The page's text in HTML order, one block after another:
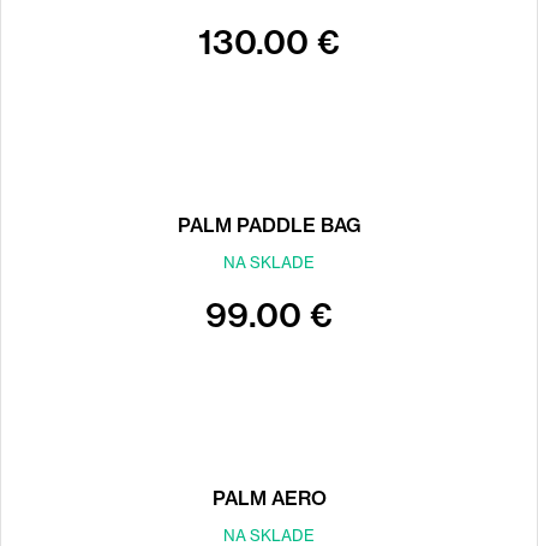
130.00 €
PALM PADDLE BAG
NA SKLADE
99.00 €
PALM AERO
NA SKLADE